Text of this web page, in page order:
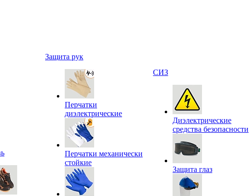
Защита рук
Перчатки
диэлектрические
Перчатки механически
стойкие
СИЗ
Диэлектрические
средства безопасности
Защита глаз